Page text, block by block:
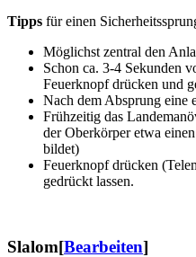
Tipps für einen
Möglichst zentral den
Schon ca. 3-4 Sekunden
Feuerknopf drücken und
Nach dem Absprung eine
Frühzeitig das
der Oberkörper etwa
bildet)
Feuerknopf drücken
gedrückt lassen.
Slalom[Bearbeiten]